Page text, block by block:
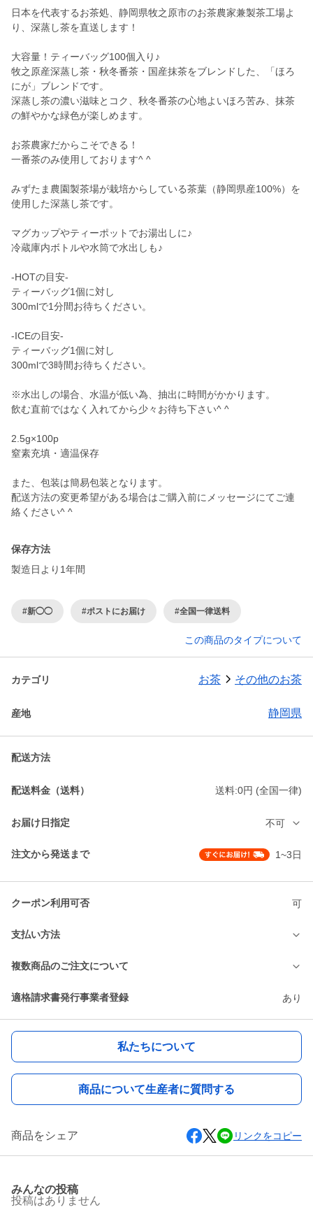
日本を代表するお茶処、静岡県牧之原市のお茶農家兼製茶工場よ
り、深蒸し茶を直送します！
大容量！ティーバッグ100個入り♪
牧之原産深蒸し茶・秋冬番茶・国産抹茶をブレンドした、「ほろ
にが」ブレンドです。
深蒸し茶の濃い滋味とコク、秋冬番茶の心地よいほろ苦み、抹茶
の鮮やかな緑色が楽しめます。
お茶農家だからこそできる！
一番茶のみ使用しております^ ^
みずたま農園製茶場が栽培からしている茶葉（静岡県産100%）を
使用した深蒸し茶です。
マグカップやティーポットでお湯出しに♪
冷蔵庫内ボトルや水筒で水出しも♪
-HOTの目安-
ティーバッグ1個に対し
300mlで1分間お待ちください。
-ICEの目安-
ティーバッグ1個に対し
300mlで3時間お待ちください。
※水出しの場合、水温が低い為、抽出に時間がかかります。
飲む直前ではなく入れてから少々お待ち下さい^ ^
2.5g×100p
窒素充填・適温保存
また、包装は簡易包装となります。
配送方法の変更希望がある場合はご購入前にメッセージにてご連
絡ください^ ^
保存方法
製造日より1年間
#新◯◯ #ポストにお届け #全国一律送料
この商品のタイプについて
カテゴリ お茶 その他のお茶
産地 静岡県
配送方法
配送料金（送料） 送料:0円 (全国一律)
お届け日指定 不可
注文から発送まで 1~3日
クーポン利用可否 可
支払い方法
複数商品のご注文について
適格請求書発行事業者登録 あり
私たちについて
商品について生産者に質問する
商品をシェア リンクをコピー
みんなの投稿
投稿はありません